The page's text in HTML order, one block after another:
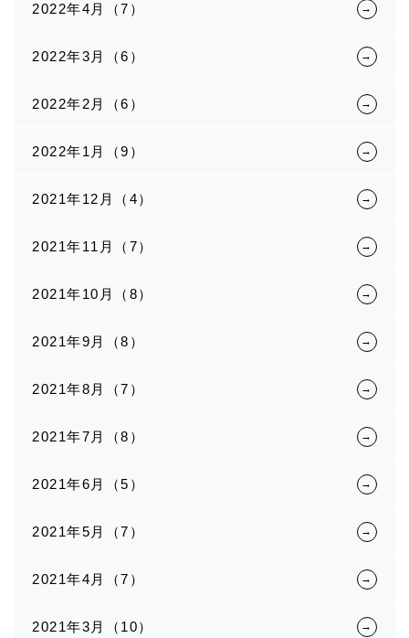
2022年4月（7）
2022年3月（6）
2022年2月（6）
2022年1月（9）
2021年12月（4）
2021年11月（7）
2021年10月（8）
2021年9月（8）
2021年8月（7）
2021年7月（8）
2021年6月（5）
2021年5月（7）
2021年4月（7）
2021年3月（10）